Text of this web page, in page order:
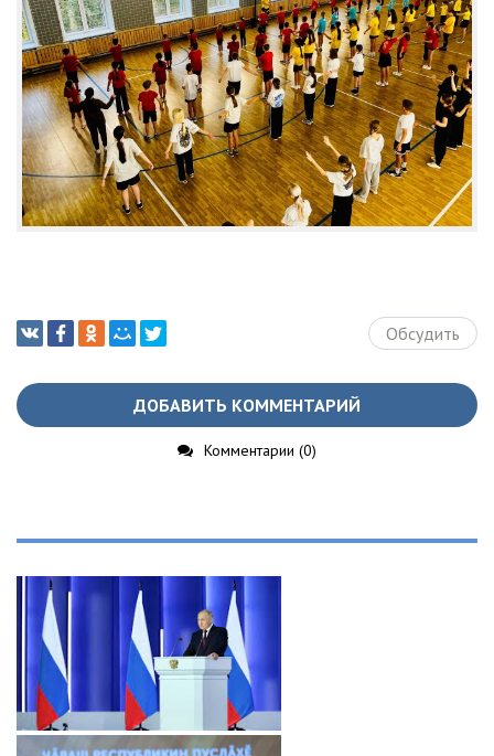
Обсудить
ДОБАВИТЬ КОММЕНТАРИЙ
Комментарии (0)